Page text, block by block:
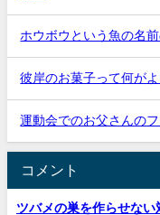
ホウボウという魚の名
彼岸のお菓子って何が
運動会でのお父さんの
コメント
ツバメの巣を作らせない